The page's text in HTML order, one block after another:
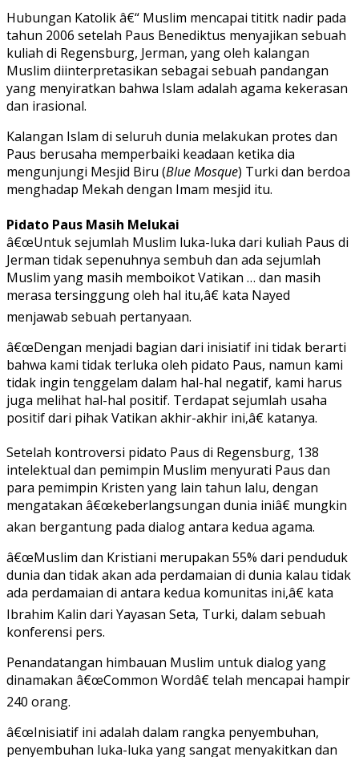
Hubungan Katolik â€“ Muslim mencapai tititk nadir pada
tahun 2006 setelah Paus Benediktus menyajikan sebuah
kuliah di Regensburg, Jerman, yang oleh kalangan
Muslim diinterpretasikan sebagai sebuah pandangan
yang menyiratkan bahwa Islam adalah agama kekerasan
dan irasional.
Kalangan Islam di seluruh dunia melakukan protes dan
Paus berusaha memperbaiki keadaan ketika dia
mengunjungi Mesjid Biru (Blue Mosque) Turki dan berdoa
menghadap Mekah dengan Imam mesjid itu.
Pidato Paus Masih Melukai
â€œUntuk sejumlah Muslim luka-luka dari kuliah Paus di
Jerman tidak sepenuhnya sembuh dan ada sejumlah
Muslim yang masih memboikot Vatikan … dan masih
merasa tersinggung oleh hal itu,â€ kata Nayed
menjawab sebuah pertanyaan.
â€œDengan menjadi bagian dari inisiatif ini tidak berarti
bahwa kami tidak terluka oleh pidato Paus, namun kami
tidak ingin tenggelam dalam hal-hal negatif, kami harus
juga melihat hal-hal positif. Terdapat sejumlah usaha
positif dari pihak Vatikan akhir-akhir ini,â€ katanya.
Setelah kontroversi pidato Paus di Regensburg, 138
intelektual dan pemimpin Muslim menyurati Paus dan
para pemimpin Kristen yang lain tahun lalu, dengan
mengatakan â€œkeberlangsungan dunia iniâ€ mungkin
akan bergantung pada dialog antara kedua agama.
â€œMuslim dan Kristiani merupakan 55% dari penduduk
dunia dan tidak akan ada perdamaian di dunia kalau tidak
ada perdamaian di antara kedua komunitas ini,â€ kata
Ibrahim Kalin dari Yayasan Seta, Turki, dalam sebuah
konferensi pers.
Penandatangan himbauan Muslim untuk dialog yang
dinamakan â€œCommon Wordâ€ telah mencapai hampir
240 orang.
â€œInisiatif ini adalah dalam rangka penyembuhan,
penyembuhan luka-luka yang sangat menyakitkan dan